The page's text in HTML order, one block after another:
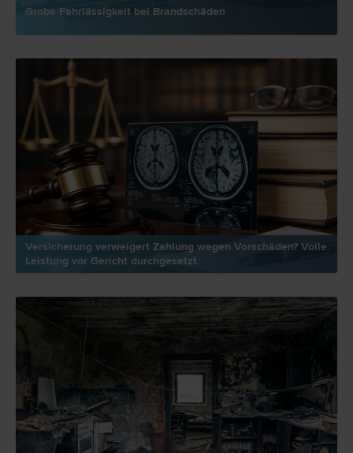
Grobe Fahrlässigkeit bei Brandschäden
Versicherung verweigert Zahlung wegen Vorschäden? Volle
Leistung vor Gericht durchgesetzt